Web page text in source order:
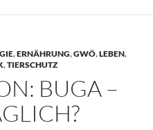
,ERNÄHRUNG,GWÖ,LEBEN,
,TIERSCHUTZ
BUGA –